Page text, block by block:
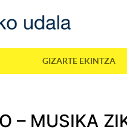
GIZARTE EKINTZA
– MUSIKA